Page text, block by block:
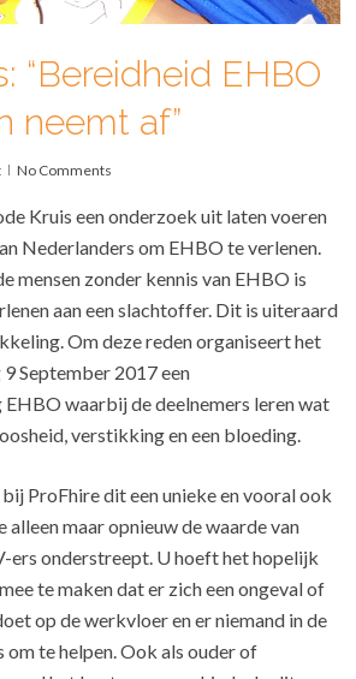
“Bereidheid EHBO
neemt af”
No Comments
Kruis een onderzoek uit laten voeren
Nederlanders om EHBO te verlenen.
mensen zonder kennis van EHBO is
aan een slachtoffer. Dit is uiteraard
Om deze reden organiseert het
September 2017 een
waarbij de deelnemers leren wat
verstikking en een bloeding.
ProFhire dit een unieke en vooral ook
alleen maar opnieuw de waarde van
ers onderstreept. U hoeft het hopelijk
te maken dat er zich een ongeval of
op de werkvloer en er niemand in de
om te helpen. Ook als ouder of